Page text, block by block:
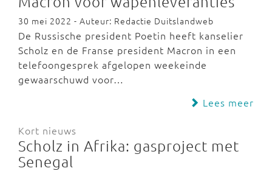
30 mei 2022 - Auteur: Redactie Duitslandweb
De Russische president Poetin heeft kanselier
Scholz en de Franse president Macron in een
telefoongesprek afgelopen weekeinde
gewaarschuwd voor…
Lees meer
Kort nieuws
Scholz in Afrika: gasproject met
Senegal